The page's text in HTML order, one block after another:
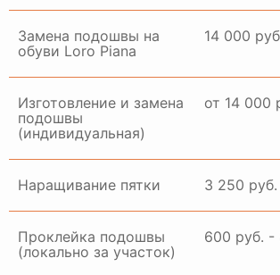
Замена подошвы на
обуви Loro Piana
14 000
Изготовление и замена
подошвы
(индивидуальная)
от 14 000
Наращивание пятки 3 250 руб.
Проклейка подошвы
(локально за участок)
600 руб. -